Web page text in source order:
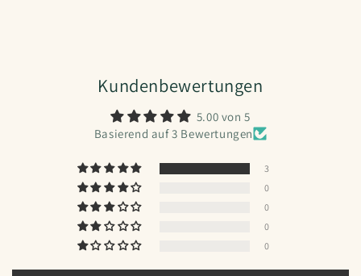
Kundenbewertungen
5.00 von 5
Basierend auf 3 Bewertungen
3
0
0
0
0